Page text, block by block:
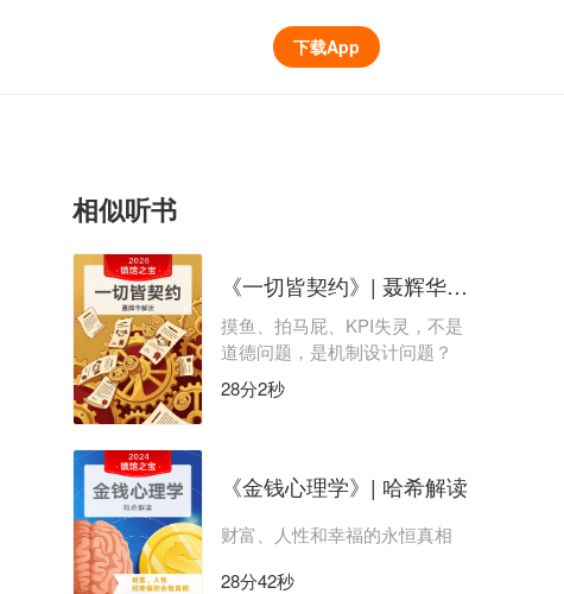
下载App
相似听书
《一切皆契约》| 聂辉华解读
摸鱼、拍马屁、KPI失灵，不是
道德问题，是机制设计问题？
28分2秒
《金钱心理学》| 哈希解读
财富、人性和幸福的永恒真相
28分42秒